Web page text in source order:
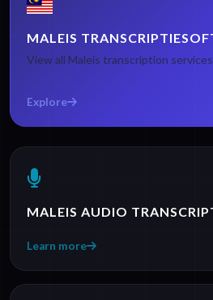
MALEIS
View all Maleis transcription services
Explore
MALEIS AUDIO
Learn more